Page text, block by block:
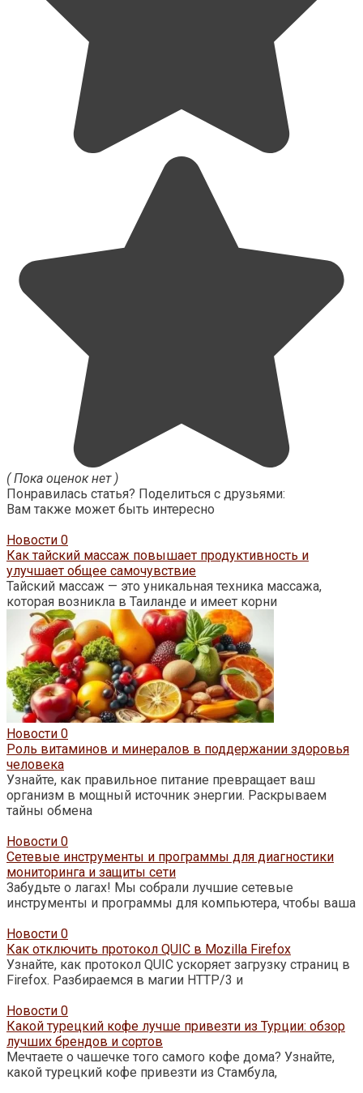
( Пока оценок нет )
Понравилась статья? Поделиться с друзьями:
Вам также может быть интересно
Новости 0
Как тайский массаж повышает продуктивность и
улучшает общее самочувствие
Тайский массаж — это уникальная техника массажа,
которая возникла в Таиланде и имеет корни
Новости 0
Роль витаминов и минералов в поддержании здоровья
человека
Узнайте, как правильное питание превращает ваш
организм в мощный источник энергии. Раскрываем
тайны обмена
Новости 0
Сетевые инструменты и программы для диагностики
мониторинга и защиты сети
Забудьте о лагах! Мы собрали лучшие сетевые
инструменты и программы для компьютера, чтобы ваша
Новости 0
Как отключить протокол QUIC в Mozilla Firefox
Узнайте, как протокол QUIC ускоряет загрузку страниц в
Firefox. Разбираемся в магии HTTP/3 и
Новости 0
Какой турецкий кофе лучше привезти из Турции: обзор
лучших брендов и сортов
Мечтаете о чашечке того самого кофе дома? Узнайте,
какой турецкий кофе привезти из Стамбула,